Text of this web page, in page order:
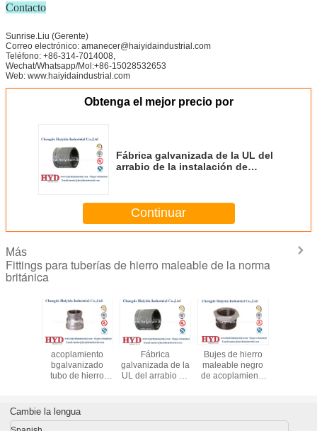
Contacto
Sunrise.Liu (Gerente)
Correo electrónico: amanecer@haiyidaindustrial.com
Teléfono: +86-314-7014008,
Wechat/Whatsapp/Mol:+86-15028532653
Web: www.haiyidaindustrial.com
Obtenga el mejor precio por
Fábrica galvanizada de la UL del
arrabio de la instalación de
Continuar
Más
Fittings para tuberías de hierro maleable de la norma
británica
acoplamiento
bgalvanizado
tubo de hierro
hierro fundido UL
fábrica
Fábrica
galvanizada de la
UL del arrabio de
acoplamiento
Bujes de hierro
maleable negro
de acoplamiento
Cambie la lengua